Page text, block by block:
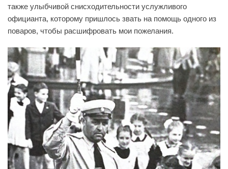
также улыбчивой снисходительности услужливого
официанта, которому пришлось звать на помощь одного из
поваров, чтобы расшифровать мои пожелания.